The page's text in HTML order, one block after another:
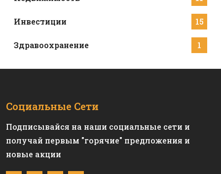
Инвестиции 15
Здравоохранение 1
Социальные Сети
Подписывайся на наши социальные сети и
получай первым "горячие" предложения и
новые акции